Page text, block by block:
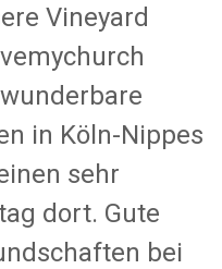
Vineyard
in Köln-Nippes
sehr
dort. Gute
bei